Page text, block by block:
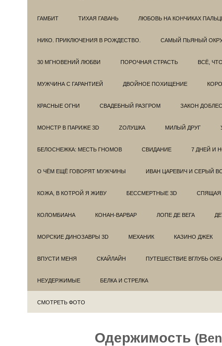
ГАМБИТ ТИХАЯ ГАВАНЬ ЛЮБОВЬ НА КОНЧИКАХ
НИКО. ПРИКЛЮЧЕНИЯ В РОЖДЕСТВО. САМЫЙ ПЬЯНЫЙ
30 МГНОВЕНИЙ ЛЮБВИ ПОРОЧНАЯ СТРАСТЬ ВСЁ,
МУЖЧИНА С ГАРАНТИЕЙ ДВОЙНОЕ ПОХИЩЕНИЕ
КРАСНЫЕ ОГНИ СВАДЕБНЫЙ РАЗГРОМ ЗАКОН
МОНСТР В ПАРИЖЕ 3D ZОЛУШКА МИЛЫЙ ДРУГ
БЕЛОСНЕЖКА: МЕСТЬ ГНОМОВ СВИДАНИЕ 7 ДНЕЙ И
О ЧЁМ ЕЩЁ ГОВОРЯТ МУЖЧИНЫ ИВАН ЦАРЕВИЧ И СЕРЫЙ
КОЖА, В КОТРОЙ Я ЖИВУ БЕССМЕРТНЫЕ 3D СПЯЩАЯ
КОЛОМБИАНА КОНАН-ВАРВАР ЛОПЕ ДЕ ВЕГА
МОРСКИЕ ДИНОЗАВРЫ 3D МЕХАНИК КАЗИНО ДЖЕК
ВПУСТИ МЕНЯ СКАЙЛАЙН ПУТЕШЕСТВИЕ ВГЛУБЬ
НЕУДЕРЖИМЫЕ БЕЛКА И СТРЕЛКА
СМОТРЕТЬ ФОТО
Одержимость